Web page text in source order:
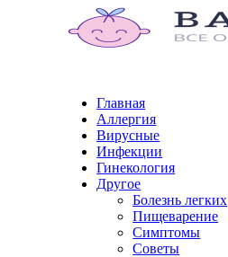
Главная
Аллергия
Вирусные
Инфекции
Гинекология
Другое
Болезнь легких
Пищеварение
Симптомы
Советы